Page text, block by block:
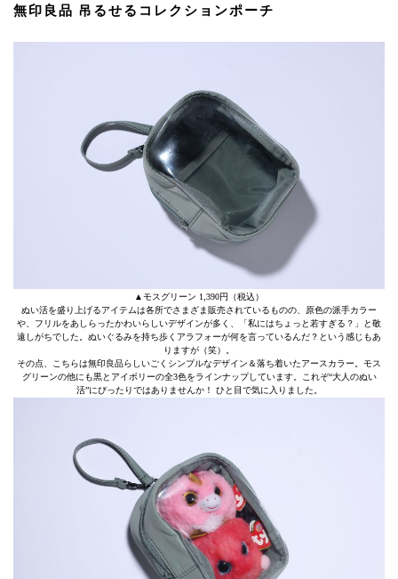
無印良品 吊るせるコレクションポーチ
▲モスグリーン 1,390円（税込）
ぬい活を盛り上げるアイテムは各所でさまざま販売されているものの、原色の派手カラー
や、フリルをあしらったかわいらしいデザインが多く、「私にはちょっと若すぎる？」と敬
遠しがちでした。ぬいぐるみを持ち歩くアラフォーが何を言っているんだ？という感じもあ
りますが（笑）。
その点、こちらは無印良品らしいごくシンプルなデザイン＆落ち着いたアースカラー。モス
グリーンの他にも黒とアイボリーの全3色をラインナップしています。これぞ“大人のぬい
活”にぴったりではありませんか！ ひと目で気に入りました。